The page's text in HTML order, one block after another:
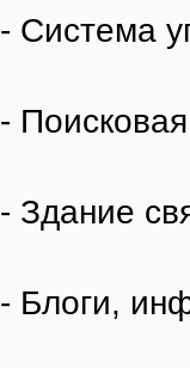
- Система
-
- Здание
- Блоги,